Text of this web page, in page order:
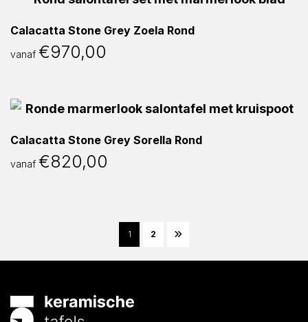
Calacatta Stone Grey Zoela Rond
vanaf €970,00
Calacatta Stone Grey Sorella Rond
vanaf €820,00
1 2